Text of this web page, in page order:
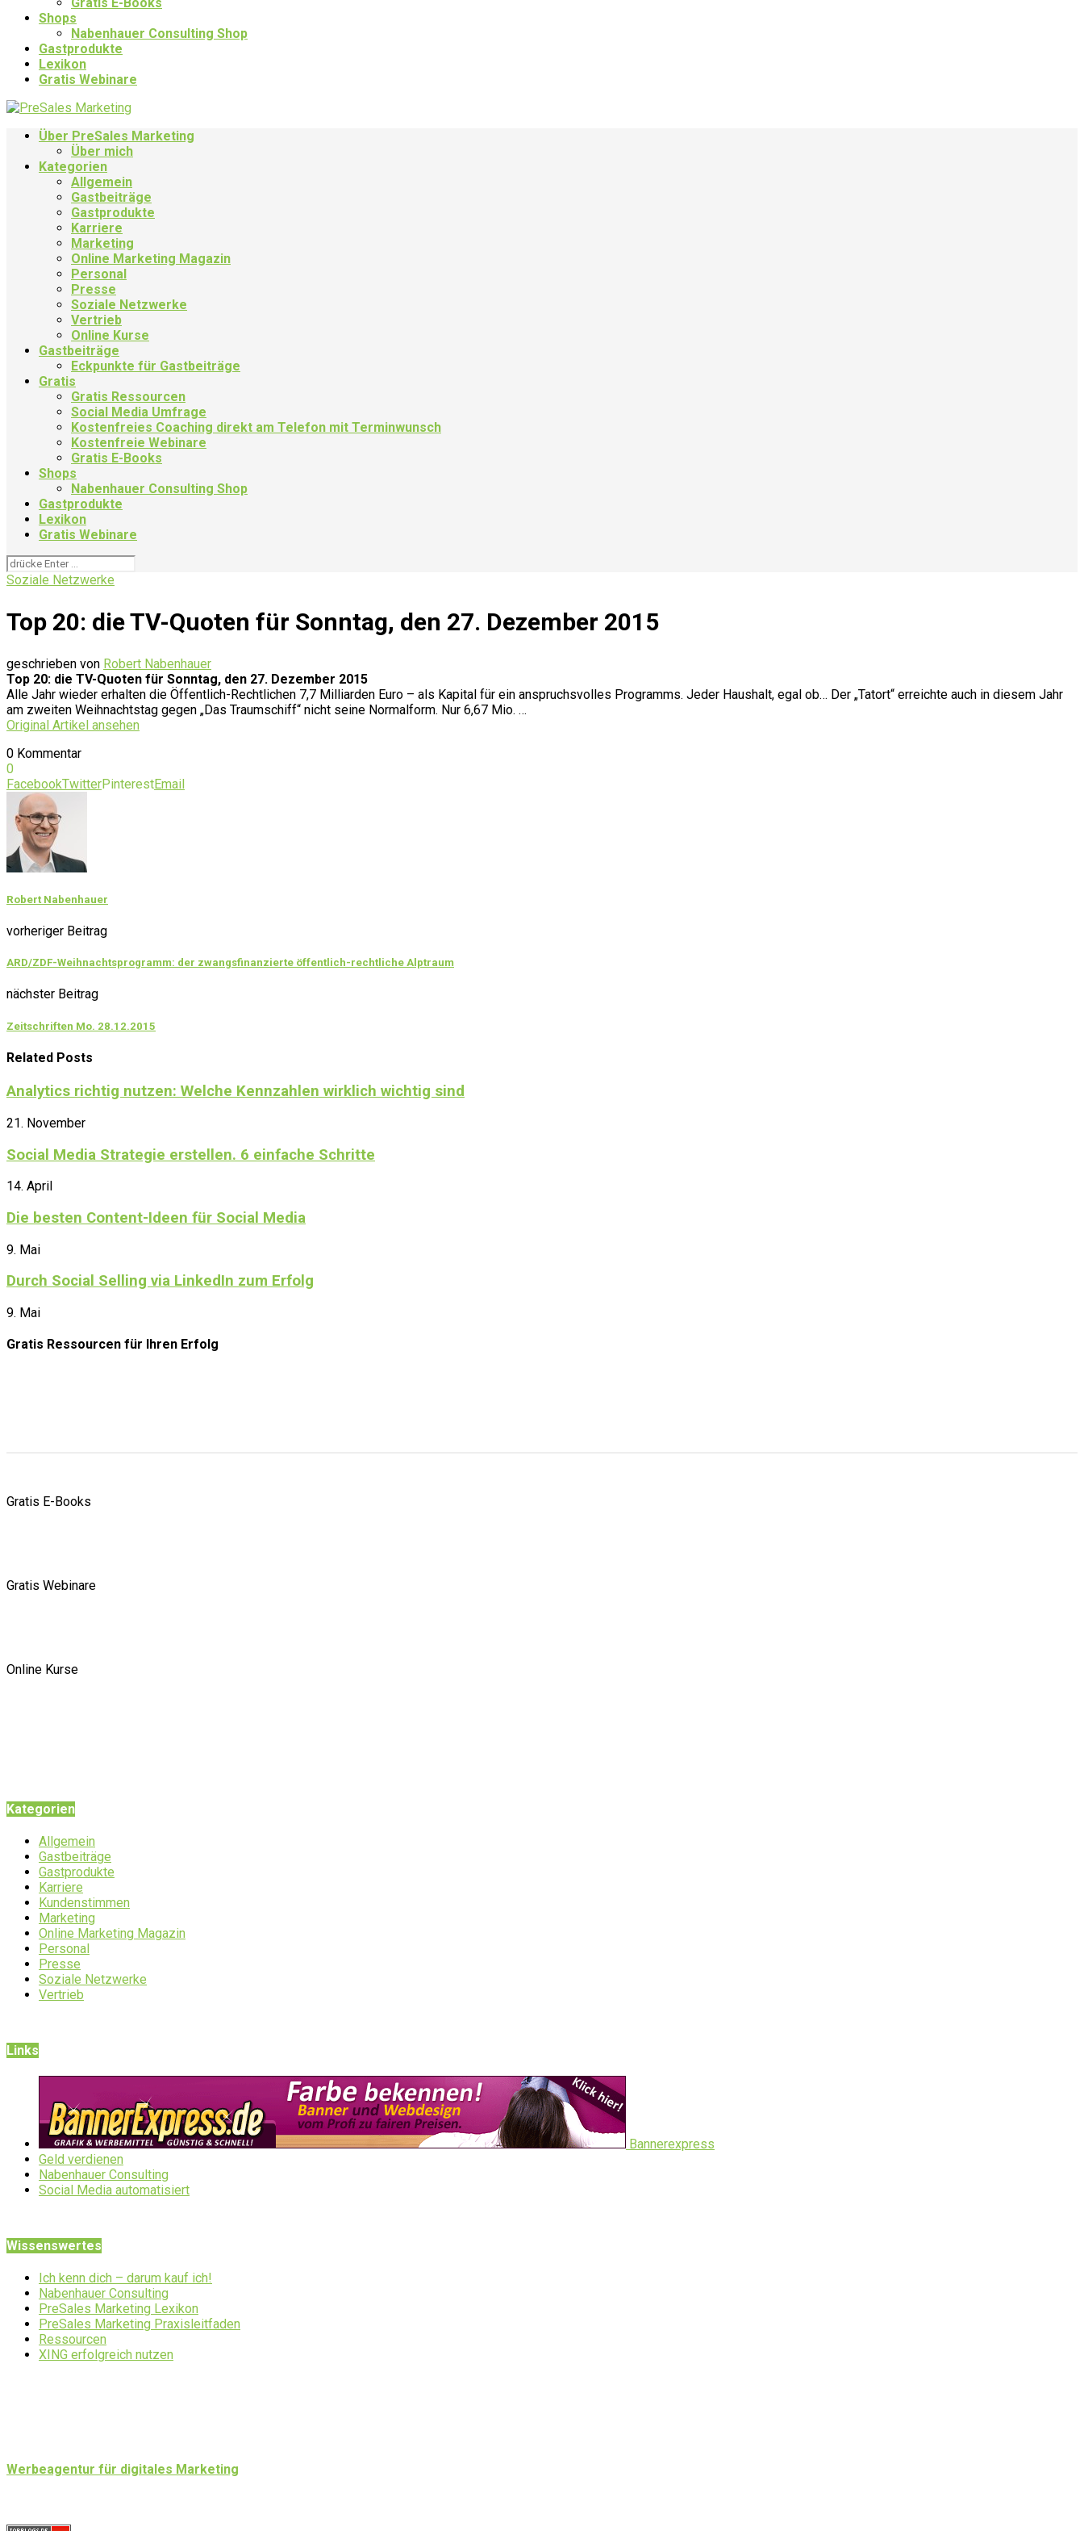
Shops
Nabenhauer Consulting Shop
Gastprodukte
Lexikon
Gratis Webinare
Über PreSales Marketing
Über mich
Kategorien
Allgemein
Gastbeiträge
Gastprodukte
Karriere
Marketing
Online Marketing Magazin
Personal
Presse
Soziale Netzwerke
Vertrieb
Online Kurse
Gastbeiträge
Eckpunkte für Gastbeiträge
Gratis
Gratis Ressourcen
Social Media Umfrage
Kostenfreies Coaching direkt am Telefon mit Terminwunsch
Kostenfreie Webinare
Gratis E-Books
Shops
Nabenhauer Consulting Shop
Gastprodukte
Lexikon
Gratis Webinare
Soziale Netzwerke
Top 20: die TV-Quoten für Sonntag, den 27. Dezember 2015
geschrieben von Robert Nabenhauer
Top 20: die TV-Quoten für Sonntag, den 27. Dezember 2015
Alle Jahr wieder erhalten die Öffentlich-Rechtlichen 7,7 Milliarden Euro – als Kapital für ein anspruchsvolles Programms. Jeder Haushalt, egal ob… Der „Tatort“ erreichte auch in diesem Jahr
am zweiten Weihnachtstag gegen „Das Traumschiff“ nicht seine Normalform. Nur 6,67 Mio. …
Original Artikel ansehen
0 Kommentar
0
FacebookTwitterPinterestEmail
Robert Nabenhauer
vorheriger Beitrag
ARD/ZDF-Weihnachtsprogramm: der zwangsfinanzierte öffentlich-rechtliche Alptraum
nächster Beitrag
Zeitschriften Mo. 28.12.2015
Related Posts
Analytics richtig nutzen: Welche Kennzahlen wirklich wichtig sind
21. November
Social Media Strategie erstellen. 6 einfache Schritte
14. April
Die besten Content-Ideen für Social Media
9. Mai
Durch Social Selling via LinkedIn zum Erfolg
9. Mai
Gratis Ressourcen für Ihren Erfolg
Gratis E-Books
Gratis Webinare
Online Kurse
Kategorien
Allgemein
Gastbeiträge
Gastprodukte
Karriere
Kundenstimmen
Marketing
Online Marketing Magazin
Personal
Presse
Soziale Netzwerke
Vertrieb
Links
Bannerexpress
Geld verdienen
Nabenhauer Consulting
Social Media automatisiert
Wissenswertes
Ich kenn dich – darum kauf ich!
Nabenhauer Consulting
PreSales Marketing Lexikon
PreSales Marketing Praxisleitfaden
Ressourcen
XING erfolgreich nutzen
Werbeagentur für digitales Marketing